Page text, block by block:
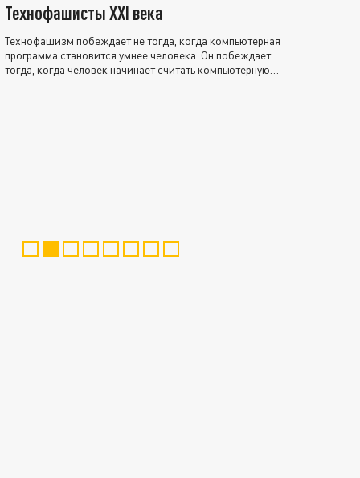
Технофашисты XXI века
Технофашизм побеждает не тогда, когда компьютерная
программа становится умнее человека. Он побеждает
тогда, когда человек начинает считать компьютерную